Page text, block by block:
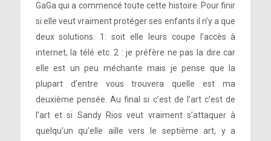
GaGa qui a commencé toute cette histoire. Pour finir
si elle veut vraiment protéger ses enfants il n’y a que
deux solutions. 1: soit elle leurs coupe l’accès à
internet, la télé etc. 2 : je préfère ne pas la dire car
elle est un peu méchante mais je pense que la
plupart d’entre vous trouvera quelle est ma
deuxième pensée. Au final si c’est de l’art c’est de
l’art et si Sandy Rios veut vraiment s’attaquer à
quelqu’un qu’elle aille vers le septième art, y a